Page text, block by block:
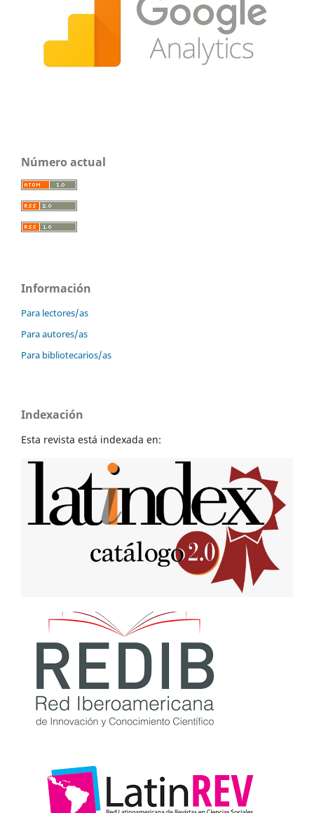
Número actual
Información
Para lectores/as
Para autores/as
Para bibliotecarios/as
Indexación
Esta revista está indexada en: